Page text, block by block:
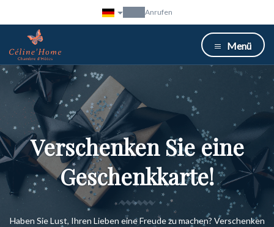
Anrufen
Menü
Verschenken Sie eine
Geschenkkarte!
Haben Sie Lust, Ihren Lieben eine Freude zu machen? Verschenken